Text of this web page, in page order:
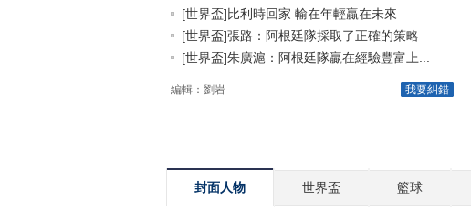
[世界盃]比利時回家 輸在年輕贏在未來
[世界盃]張路：阿根廷隊採取了正確的策略
[世界盃]朱廣滬：阿根廷隊贏在經驗豐富上...
我要糾錯
編輯：劉岩
封面人物 世界盃 籃球